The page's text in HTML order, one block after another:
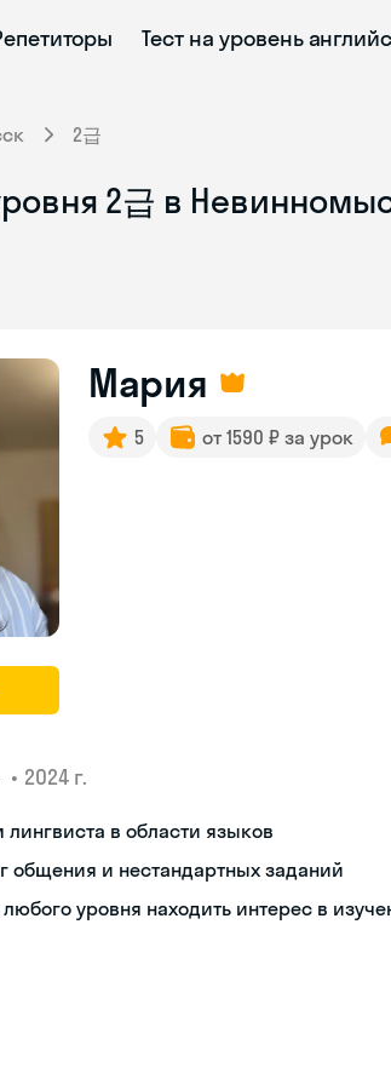
Тест на уровень
2급
2급 в
Мария
5 от 1590 ₽ за урок
• 2024 г.
в области языков
общения и нестандартных заданий
уровня находить интерес в